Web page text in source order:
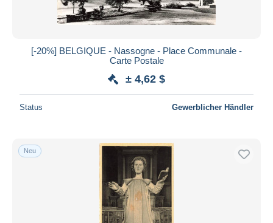
[-20%] BELGIQUE - Nassogne - Place Communale -
Carte Postale
± 4,62 $
Status Gewerblicher Händler
Neu